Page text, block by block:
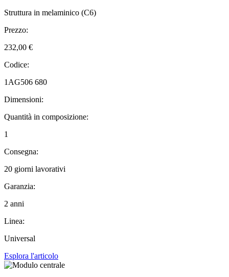
Struttura in melaminico (C6)
Prezzo:
232,00 €
Codice:
1AG506 680
Dimensioni:
Quantità in composizione:
1
Consegna:
20 giorni lavorativi
Garanzia:
2 anni
Linea:
Universal
Esplora l'articolo